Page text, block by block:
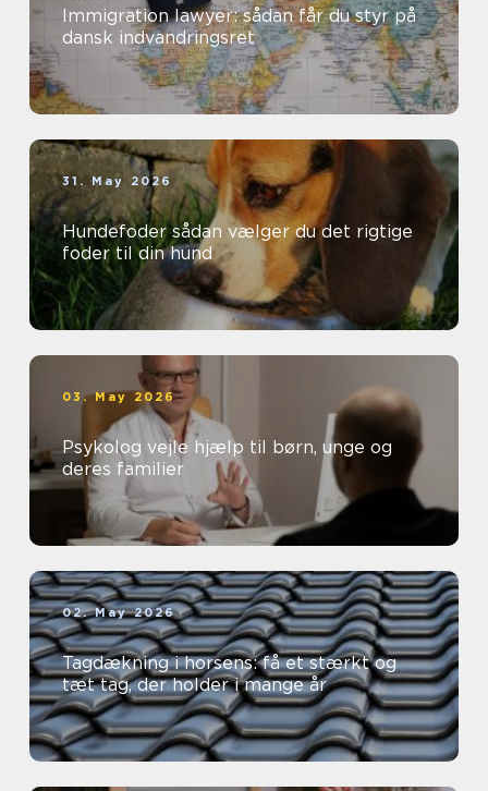
Immigration lawyer: sådan får du styr på
dansk indvandringsret
31. May 2026
Hundefoder sådan vælger du det rigtige
foder til din hund
03. May 2026
Psykolog vejle hjælp til børn, unge og
deres familier
02. May 2026
Tagdækning i horsens: få et stærkt og
tæt tag, der holder i mange år